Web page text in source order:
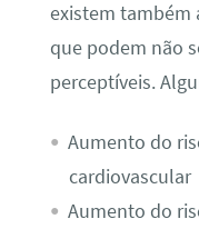
existem também
que podem não
perceptíveis.
Aumento do
cardiovascular
Aumento do